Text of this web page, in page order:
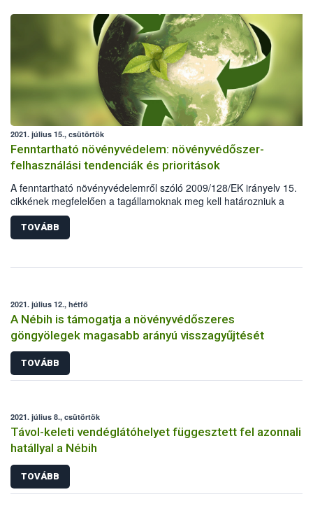
további forgalmazását.
2021. július 15., csütörtök
Fenntartható növényvédelem: növényvédőszer-
felhasználási tendenciák és prioritások
A fenntartható növényvédelemről szóló 2009/128/EK irányelv 15.
cikkének megfelelően a tagállamoknak meg kell határozniuk a
növényvédő szerekre vonatkozó felhasználási tendenciákat,
prioritást élvező elemeket, amelyek különös figyelmet igényelnek a
fenntartható növényvédelem megvalósításában. A rendelkezésre
tendenciákat és meghatározta a jelenlegi prioritásokat.
TOVÁBB
2021. július 12., hétfő
A Nébih is támogatja a növényvédőszeres
göngyölegek magasabb arányú visszagyűjtését
TOVÁBB
2021. július 8., csütörtök
Távol-keleti vendéglátóhelyet függesztett fel azonnali
hatállyal a Nébih
TOVÁBB